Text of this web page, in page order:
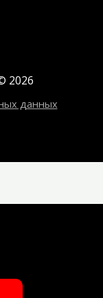
2026
данных